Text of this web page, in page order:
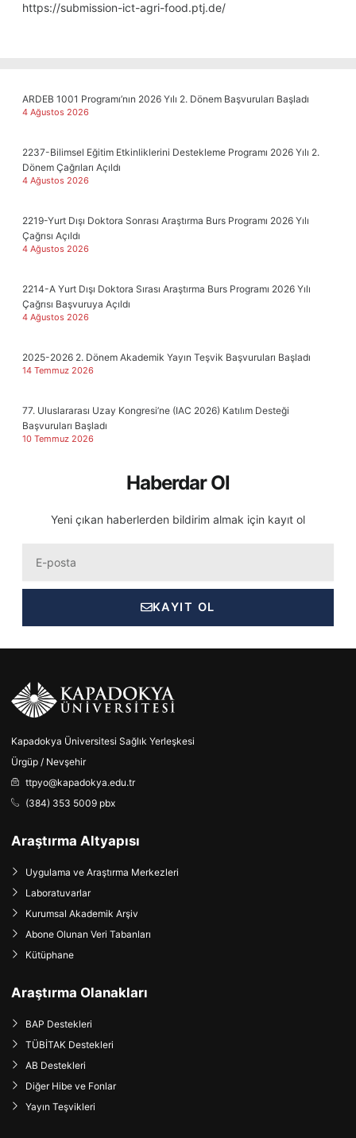
https://submission-ict-agri-food.ptj.de/
ARDEB 1001 Programı’nın 2026 Yılı 2. Dönem Başvuruları Başladı
4 Ağustos 2026
2237-Bilimsel Eğitim Etkinliklerini Destekleme Programı 2026 Yılı 2.
Dönem Çağrıları Açıldı
4 Ağustos 2026
2219-Yurt Dışı Doktora Sonrası Araştırma Burs Programı 2026 Yılı
Çağrısı Açıldı
4 Ağustos 2026
2214-A Yurt Dışı Doktora Sırası Araştırma Burs Programı 2026 Yılı
Çağrısı Başvuruya Açıldı
4 Ağustos 2026
2025-2026 2. Dönem Akademik Yayın Teşvik Başvuruları Başladı
14 Temmuz 2026
77. Uluslararası Uzay Kongresi’ne (IAC 2026) Katılım Desteği
Başvuruları Başladı
10 Temmuz 2026
Haberdar Ol
Yeni çıkan haberlerden bildirim almak için kayıt ol
KAYIT OL
Kapadokya Üniversitesi Sağlık Yerleşkesi
Ürgüp / Nevşehir
ttpyo@kapadokya.edu.tr
(384) 353 5009 pbx
Araştırma Altyapısı
Uygulama ve Araştırma Merkezleri
Laboratuvarlar
Kurumsal Akademik Arşiv
Abone Olunan Veri Tabanları
Kütüphane
Araştırma Olanakları
BAP Destekleri
TÜBİTAK Destekleri
AB Destekleri
Diğer Hibe ve Fonlar
Yayın Teşvikleri